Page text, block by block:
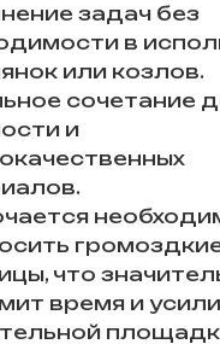
задач без
в
или козлов.
сочетание
и
что
время и